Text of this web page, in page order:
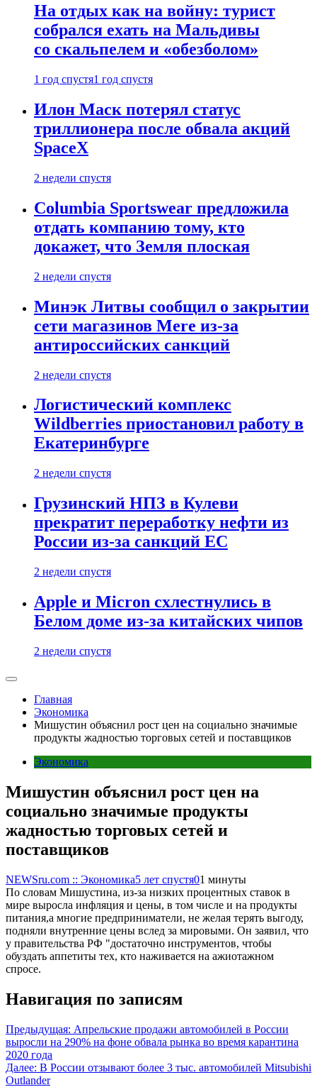
На отдых как на войну: турист
собрался ехать на Мальдивы
со скальпелем и «обезболом»
1 год спустя1 год спустя
Илон Маск потерял статус
триллионера после обвала акций
SpaceX
2 недели спустя
Columbia Sportswear предложила
отдать компанию тому, кто
докажет, что Земля плоская
2 недели спустя
Минэк Литвы сообщил о закрытии
сети магазинов Mere из-за
антироссийских санкций
2 недели спустя
Логистический комплекс
Wildberries приостановил работу в
Екатеринбурге
2 недели спустя
Грузинский НПЗ в Кулеви
прекратит переработку нефти из
России из-за санкций ЕС
2 недели спустя
Apple и Micron схлестнулись в
Белом доме из-за китайских чипов
2 недели спустя
Главная
Экономика
Мишустин объяснил рост цен на социально значимые
продукты жадностью торговых сетей и поставщиков
Экономика
Мишустин объяснил рост цен на
социально значимые продукты
жадностью торговых сетей и
поставщиков
NEWSru.com :: Экономика5 лет спустя01 минуты
По словам Мишустина, из-за низких процентных ставок в
мире выросла инфляция и цены, в том числе и на продукты
питания,а многие предприниматели, не желая терять выгоду,
подняли внутренние цены вслед за мировыми. Он заявил, что
у правительства РФ "достаточно инструментов, чтобы
обуздать аппетиты тех, кто наживается на ажиотажном
спросе.
Навигация по записям
Предыдущая: Апрельские продажи автомобилей в России
выросли на 290% на фоне обвала рынка во время карантина
2020 года
Далее: В России отзывают более 3 тыс. автомобилей Mitsubishi
Outlander